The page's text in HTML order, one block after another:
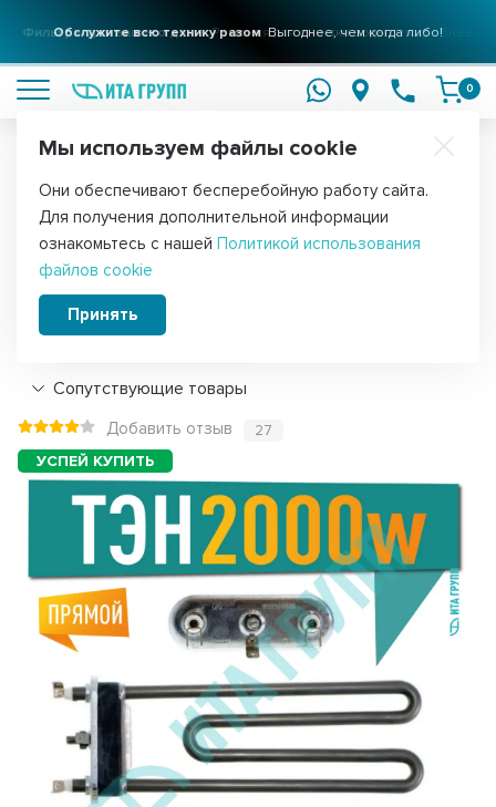
Фильтры для вашего домаРешения для очистки воды подробнее
0
Главная Запчасти для стиральных машин ТЭНы для стиральных
ТЭН 2000W для стиральной машины
Ariston, Bosch L190мм, 815798
Подробнее
Сопутствующие товары
Добавить отзыв 27
Мы используем файлы cookie
Они обеспечивают бесперебойную работу сайта.
Для получения дополнительной информации
ознакомьтесь с нашей Политикой использования
файлов cookie
Принять